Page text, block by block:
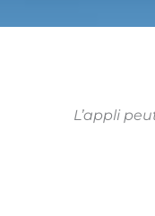
L’appli